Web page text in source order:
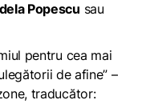
Popescu sau
pentru cea mai
de afine” –
traducător: